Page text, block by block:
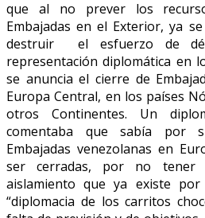
que al no prever los
Embajadas en el Exterior, ya
destruir el esfuerzo de
representación diplomática en
se anuncia el cierre de
Europa Central, en los países
otros Continentes. Un
comentaba que sabía por
Embajadas venezolanas en
ser cerradas, por no tener
aislamiento que ya existe
“diplomacia de los carritos